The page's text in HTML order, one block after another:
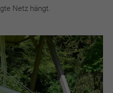
Netz hängt.